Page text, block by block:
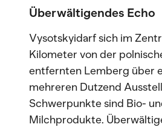
Überwältigendes Echo
Vysotskyidarf sich im
Kilometer von der
entfernten Lemberg über
mehreren Dutzend
Schwerpunkte sind Bio-
Milchprodukte.